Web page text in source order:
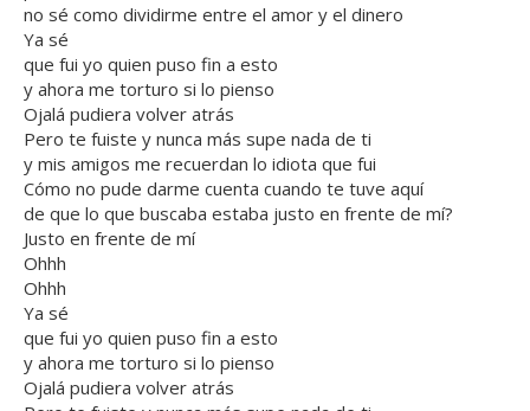
no sé como dividirme entre el amor y el dinero
Ya sé
que fui yo quien puso fin a esto
y ahora me torturo si lo pienso
Ojalá pudiera volver atrás
Pero te fuiste y nunca más supe nada de ti
y mis amigos me recuerdan lo idiota que fui
Cómo no pude darme cuenta cuando te tuve aquí
de que lo que buscaba estaba justo en frente de mí?
Justo en frente de mí
Ohhh
Ohhh
Ya sé
que fui yo quien puso fin a esto
y ahora me torturo si lo pienso
Ojalá pudiera volver atrás